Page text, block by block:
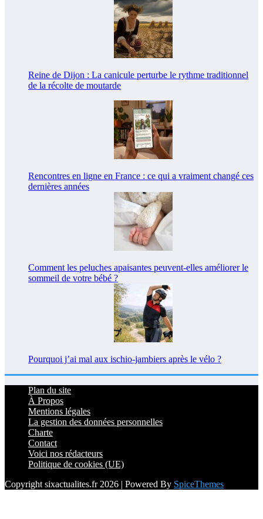
Reine de Dijon : La canicule perturbe le rythme traditionnel
de la récolte de moutarde
Rencontres en ligne en France : ce qui a vraiment changé ces
dernières années
Comment les peluches apaisantes peuvent-elles améliorer le
sommeil de votre bébé ?
Pourquoi j’ai mal aux ischio-jambiers après le vélo ?
Plan du site
À Propos
Mentions légales
La gestion des données personnelles
Charte
Contact
Voici nos rédacteurs
Politique de cookies (UE)
Copyright sixactualites.fr 2026 | Powered By SpiceThemes